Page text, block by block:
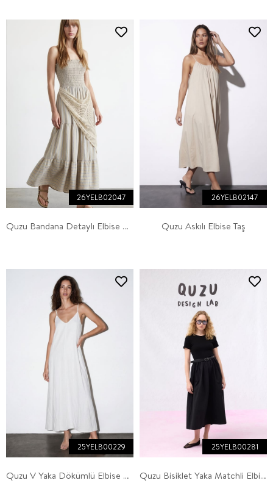
Quzu Bandana Detaylı Elbise Natur
26YELB02047
Quzu Askılı Elbise Taş
26YELB02147
Quzu V Yaka Dökümlü Elbise Ekru
25YELB00229
Quzu Bisiklet Yaka Matchli Elbise Siyah
25YELB00281